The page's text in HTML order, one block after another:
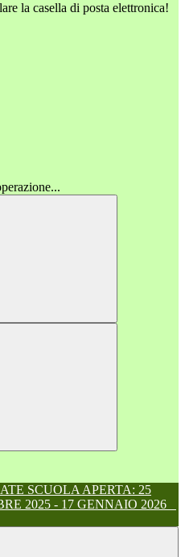
la casella di posta elettronica!
SCUOLA APERTA: 25
2025 - 17 GENNAIO 2026